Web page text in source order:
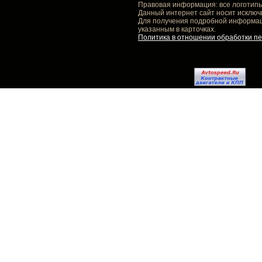
Правовая информация: все
Данный интернет сайт носит
Для получения подробной
указанным в карточках.
Политика в отношении обработки